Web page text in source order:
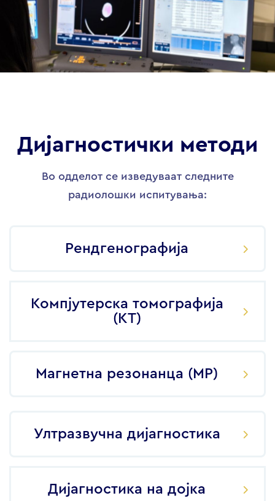
Дијагностички методи
Во одделот се изведуваат следните
радиолошки испитувања:
Рендгенографија
Компјутерска томографија
(КТ)
Магнетна резонанца (МР)
Ултразвучна дијагностика
Дијагностика на дојка